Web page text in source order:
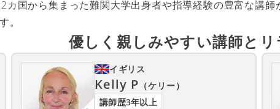
カ国から集まった難関大学出身者や指導経験の豊富な講
。
優しく親しみやすい講師と
イギリス
Kelly P （ケリー）
講師歴3年以上